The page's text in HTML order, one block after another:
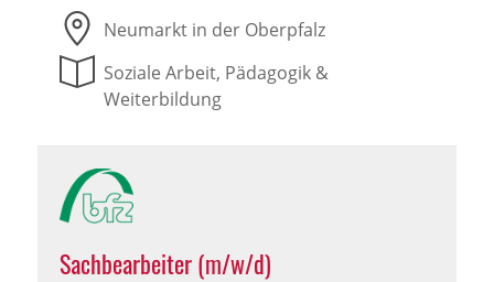
Neumarkt in der Oberpfalz
Soziale Arbeit, Pädagogik &
Weiterbildung
Sachbearbeiter (m/w/d)